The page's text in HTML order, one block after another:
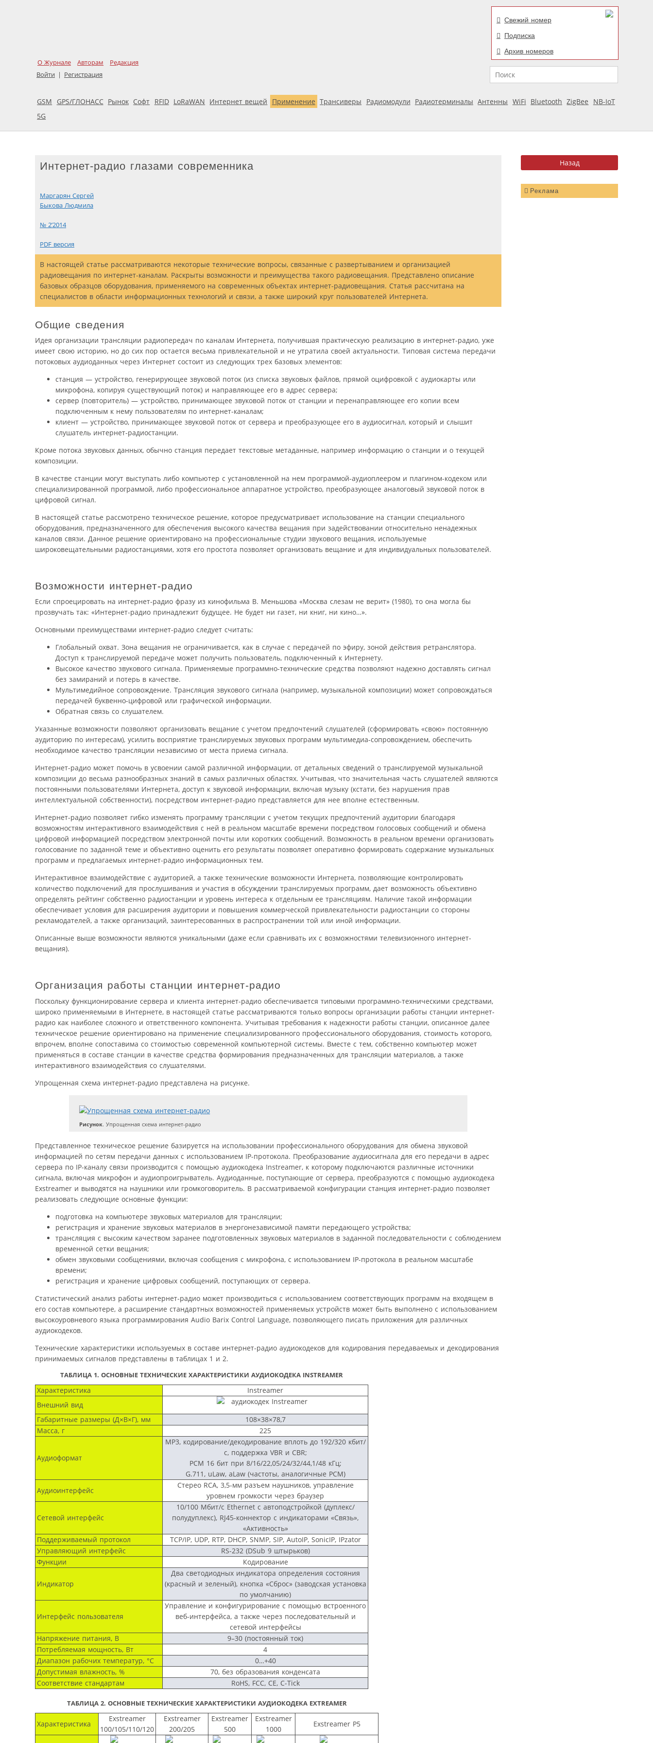
О Журнале Авторам
Редакция
Войти | Регистрация
Свежий номер
Подписка
Архив номеров
Поиск
GSM GPS/ГЛОНАСС Рынок Софт RFID LoRaWAN Интернет вещей Применение Трансиверы Радиомодули Радиотерминалы Антенны WiFi Bluetooth ZigBee
NB-IoT
5G
Реклама
Интернет-радио глазами современника
Маргарян Сергей
Быкова Людмила
№ 2’2014
PDF версия
В настоящей статье рассматриваются некоторые технические вопросы, связанные с развертыванием и организацией
радиовещания по интернет-каналам. Раскрыты возможности и преимущества такого радиовещания. Представлено описание
базовых образцов оборудования, применяемого на современных объектах интернет-радиовещания. Статья рассчитана на
специалистов в области информационных технологий и связи, а также широкий круг пользователей Интернета.
Общие сведения
Идея организации трансляции радиопередач по каналам Интернета, получившая практическую реализацию в интернет-радио, уже
имеет свою историю, но до сих пор остается весьма привлекательной и не утратила своей актуальности. Типовая система передачи
потоковых аудиоданных через Интернет состоит из следующих трех базовых элементов:
станция — устройство, генерирующее звуковой поток (из списка звуковых файлов, прямой оцифровкой с аудиокарты или
микрофона, копируя существующий поток) и направляющее его в адрес сервера;
сервер (повторитель) — устройство, принимающее звуковой поток от станции и перенаправляющее его копии всем
подключенным к нему пользователям по интернет-каналам;
клиент — устройство, принимающее звуковой поток от сервера и преобразующее его в аудиосигнал, который и слышит
слушатель интернет-радиостанции.
Кроме потока звуковых данных, обычно станция передает текстовые метаданные, например информацию о станции и о текущей
композиции.
В качестве станции могут выступать либо компьютер с установленной на нем программой-аудиоплеером и плагином-кодеком или
специализированной программой, либо профессиональное аппаратное устройство, преобразующее аналоговый звуковой поток в
цифровой сигнал.
В настоящей статье рассмотрено техническое решение, которое предусматривает использование на станции специального
оборудования, предназначенного для обеспечения высокого качества вещания при задействовании относительно ненадежных
каналов связи. Данное решение ориентировано на профессиональные студии звукового вещания, используемые
широковещательными радиостанциями, хотя его простота позволяет организовать вещание и для индивидуальных пользователей.
Возможности интернет-радио
Если спроецировать на интернет-радио фразу из кинофильма В. Меньшова «Москва слезам не верит» (1980), то она могла бы
прозвучать так: «Интернет-радио принадлежит будущее. Не будет ни газет, ни книг, ни кино…».
Основными преимуществами интернет-радио следует считать:
Глобальный охват. Зона вещания не ограничивается, как в случае с передачей по эфиру, зоной действия ретранслятора.
Доступ к транслируемой передаче может получить пользователь, подключенный к Интернету.
Высокое качество звукового сигнала. Применяемые программно-технические средства позволяют надежно доставлять сигнал
без замираний и потерь в качестве.
Мультимедийное сопровождение. Трансляция звукового сигнала (например, музыкальной композиции) может сопровождаться
передачей буквенно-цифровой или графической информации.
Обратная связь со слушателем.
Указанные возможности позволяют организовать вещание с учетом предпочтений слушателей (сформировать «свою» постоянную
аудиторию по интересам), усилить восприятие транслируемых звуковых программ мультимедиа-сопровождением, обеспечить
необходимое качество трансляции независимо от места приема сигнала.
Интернет-радио может помочь в усвоении самой различной информации, от детальных сведений о транслируемой музыкальной
композиции до весьма разнообразных знаний в самых различных областях. Учитывая, что значительная часть слушателей являются
постоянными пользователями Интернета, доступ к звуковой информации, включая музыку (кстати, без нарушения прав
интеллектуальной собственности), посредством интернет-радио представляется для нее вполне естественным.
Интернет-радио позволяет гибко изменять программу трансляции с учетом текущих предпочтений аудитории благодаря
возможностям интерактивного взаимодействия с ней в реальном масштабе времени посредством голосовых сообщений и обмена
цифровой информацией посредством электронной почты или коротких сообщений. Возможность в реальном времени организовать
голосование по заданной теме и объективно оценить его результаты позволяет оперативно формировать содержание музыкальных
программ и предлагаемых интернет-радио информационных тем.
Интерактивное взаимодействие с аудиторией, а также технические возможности Интернета, позволяющие контролировать
количество подключений для прослушивания и участия в обсуждении транслируемых программ, дает возможность объективно
определять рейтинг собственно радиостанции и уровень интереса к отдельным ее трансляциям. Наличие такой информации
обеспечивает условия для расширения аудитории и повышения коммерческой привлекательности радиостанции со стороны
рекламодателей, а также организаций, заинтересованных в распространении той или иной информации.
Описанные выше возможности являются уникальными (даже если сравнивать их с возможностями телевизионного интернет-
вещания).
Организация работы станции интернет-радио
Поскольку функционирование сервера и клиента интернет-радио обеспечивается типовыми программно-техническими средствами,
широко применяемыми в Интернете, в настоящей статье рассматриваются только вопросы организации работы станции интернет-
радио как наиболее сложного и ответственного компонента. Учитывая требования к надежности работы станции, описанное далее
техническое решение ориентировано на применение специализированного профессионального оборудования, стоимость которого,
впрочем, вполне сопоставима со стоимостью современной компьютерной системы. Вместе с тем, собственно компьютер может
применяться в составе станции в качестве средства формирования предназначенных для трансляции материалов, а также
интерактивного взаимодействия со слушателями.
Упрощенная схема интернет-радио представлена на рисунке.
Рисунок. Упрощенная схема интернет-радио
Представленное техническое решение базируется на использовании профессионального оборудования для обмена звуковой
информацией по сетям передачи данных с использованием IP-протокола. Преобразование аудиосигнала для его передачи в адрес
сервера по IP-каналу связи производится с помощью аудиокодека Instreamer, к которому подключаются различные источники
сигнала, включая микрофон и аудиопроигрыватель. Аудиоданные, поступающие от сервера, преобразуются с помощью аудиокодека
Exstreamer и выводятся на наушники или громкоговоритель. В рассматриваемой конфигурации станция интернет-радио позволяет
реализовать следующие основные функции:
подготовка на компьютере звуковых материалов для трансляции;
регистрация и хранение звуковых материалов в энергонезависимой памяти передающего устройства;
трансляция с высоким качеством заранее подготовленных звуковых материалов в заданной последовательности с соблюдением
временной сетки вещания;
обмен звуковыми сообщениями, включая сообщения с микрофона, с использованием IP-протокола в реальном масштабе
времени;
регистрация и хранение цифровых сообщений, поступающих от сервера.
Статистический анализ работы интернет-радио может производиться с использованием соответствующих программ на входящем в
его состав компьютере, а расширение стандартных возможностей применяемых устройств может быть выполнено с использованием
высокоуровневого языка программирования Audio Barix Control Language, позволяющего писать приложения для различных
аудиокодеков.
Технические характеристики используемых в составе интернет-радио аудиокодеков для кодирования передаваемых и декодирования
принимаемых сигналов представлены в таблицах 1 и 2.
ТАБЛИЦА 1. ОСНОВНЫЕ ТЕХНИЧЕСКИЕ ХАРАКТЕРИСТИКИ АУДИОКОДЕКА INSTREAMER
Характеристика
Instreamer
Внешний вид
Габаритные размеры (Д×В×Г), мм
108×38×78,7
Масса, г
225
Аудиоформат
MP3, кодирование/декодирование вплоть до 192/320 кбит/
с, поддержка VBR и CBR;
PCM 16 бит при 8/16/22,05/24/32/44,1/48 кГц;
G.711, uLaw, aLaw (частоты, аналогичные PCM)
Аудиоинтерфейс
Стерео RCA, 3,5-мм разъем наушников, управление
уровнем громкости через браузер
Сетевой интерфейс
10/100 Мбит/с Ethernet с автоподстройкой (дуплекс/
полудуплекс), RJ45-коннектор с индикаторами «Связь»,
«Активность»
Поддерживаемый протокол
TCP/IP, UDP, RTP, DHCP, SNMP, SIP, AutoIP, SonicIP, IPzator
Управляющий интерфейс
RS-232 (DSub 9 штырьков)
Функции
Кодирование
Индикатор
Два светодиодных индикатора определения состояния
(красный и зеленый), кнопка «Сброс» (заводская установка
по умолчанию)
Интерфейс пользователя
Управление и конфигурирование с помощью встроенного
веб-интерфейса, а также через последовательный и
сетевой интерфейсы
Напряжение питания, В
9–30 (постоянный ток)
Потребляемая мощность, Вт
4
Диапазон рабочих температур, °С
0…+40
Допустимая влажность, %
70, без образования конденсата
Соответствие стандартам
RoHS, FCC, CE, C-Tick
ТАБЛИЦА 2. ОСНОВНЫЕ ТЕХНИЧЕСКИЕ ХАРАКТЕРИСТИКИ АУДИОКОДЕКА EXTREAMER
Характеристика
Exstreamer
100/105/110/120
Exstreamer
200/205
Exstreamer
500
Exstreamer
1000
Exstreamer P5